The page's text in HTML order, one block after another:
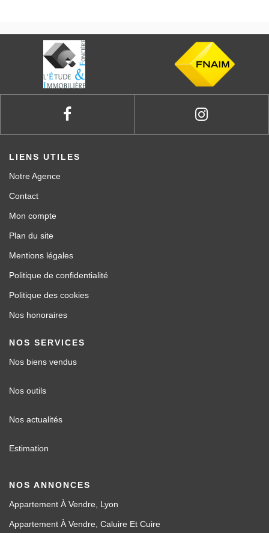
LIENS UTILES
Notre Agence
Contact
Mon compte
Plan du site
Mentions légales
Politique de confidentialité
Politique des cookies
Nos honoraires
NOS SERVICES
Nos biens vendus
Nos outils
Nos actualités
Estimation
NOS ANNONCES
Appartement À Vendre, Lyon
Appartement À Vendre, Caluire Et Cuire